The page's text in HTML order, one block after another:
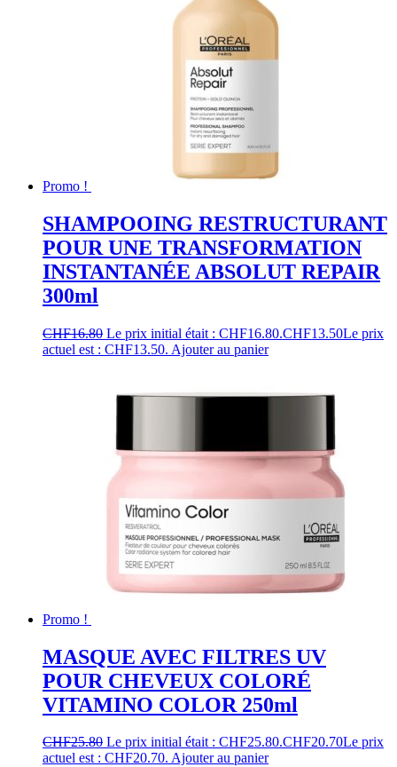
Promo !
SHAMPOOING RESTRUCTURANT
POUR UNE TRANSFORMATION
INSTANTANÉE ABSOLUT REPAIR
300ml
CHF16.80 Le prix initial était : CHF16.80.CHF13.50Le prix
actuel est : CHF13.50. Ajouter au panier
Promo !
MASQUE AVEC FILTRES UV
POUR CHEVEUX COLORÉ
VITAMINO COLOR 250ml
CHF25.80 Le prix initial était : CHF25.80.CHF20.70Le prix
actuel est : CHF20.70. Ajouter au panier